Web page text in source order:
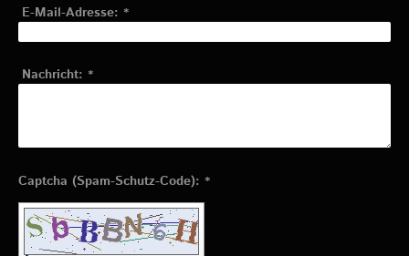
E-Mail-Adresse: *
Nachricht: *
Captcha (Spam-Schutz-Code): *